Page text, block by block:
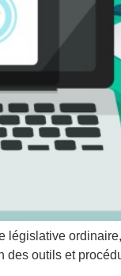
législative
outils et